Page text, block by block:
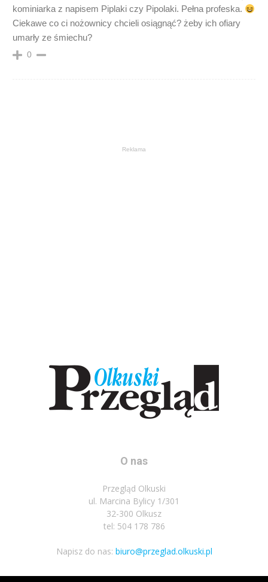
kominiarka z napisem Piplaki czy Pipolaki. Pełna profeska.
Ciekawe co ci nożownicy chcieli osiągnąć? żeby ich ofiary
umarły ze śmiechu?
0
Reklama
O nas
Przegląd Olkuski
ul. Marcina Bylicy 1/301
32-300 Olkusz
tel: 504 178 786
Napisz do nas: biuro@przeglad.olkuski.pl